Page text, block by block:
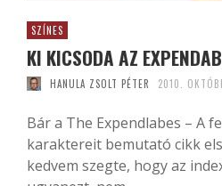
SZÍNES
KI KICSODA AZ
HANULA ZSOLT PÉTER 2010.
Bár a The Expendlabes – A
karaktereit bemutató cikk
kedvem szegte, hogy az